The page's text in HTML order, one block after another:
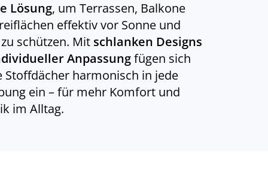
Lösung, um Terrassen, Balkone
effektiv vor Sonne und
schützen. Mit schlanken Designs
Anpassungfügen sich
Stoffdächer harmonisch in jede
ein – für mehr Komfort und
im Alltag.